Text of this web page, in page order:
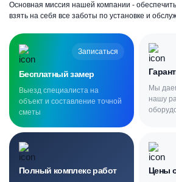
Основная миссия нашей компании -
взять на себя все заботы по установке и
Записаться
Бесплатный замер
Выезд специалиста на
объект и составление точной
сметы
Мы
нашу
Полный комплекс работ Цены